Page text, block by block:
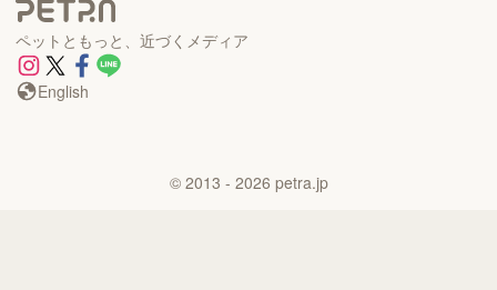
ペットともっと、近づくメディア
English
© 2013 - 2026 petra.jp